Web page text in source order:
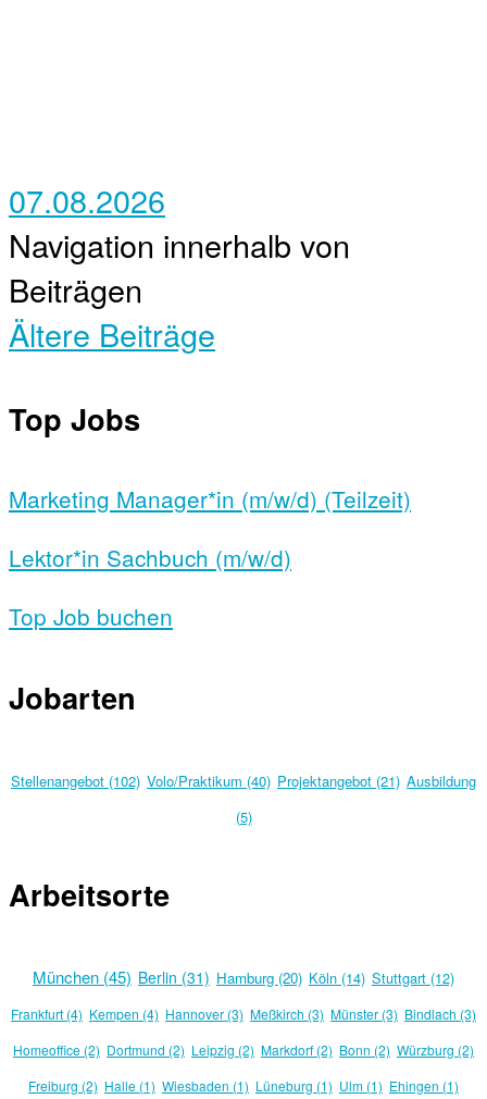
07.08.2026
Navigation innerhalb von
Beiträgen
Ältere Beiträge
Top Jobs
Marketing Manager*in (m/w/d) (Teilzeit)
Lektor*in Sachbuch (m/w/d)
Top Job buchen
Jobarten
Stellenangebot (102) Volo/Praktikum (40) Projektangebot (21) Ausbildung
(5)
Arbeitsorte
München (45) Berlin (31) Hamburg (20) Köln (14) Stuttgart (12)
Frankfurt (4) Kempen (4) Hannover (3) Meßkirch (3) Münster (3) Bindlach (3)
Homeoffice (2) Dortmund (2) Leipzig (2) Markdorf (2) Bonn (2) Würzburg (2)
Freiburg (2) Halle (1) Wiesbaden (1) Lüneburg (1) Ulm (1) Ehingen (1)